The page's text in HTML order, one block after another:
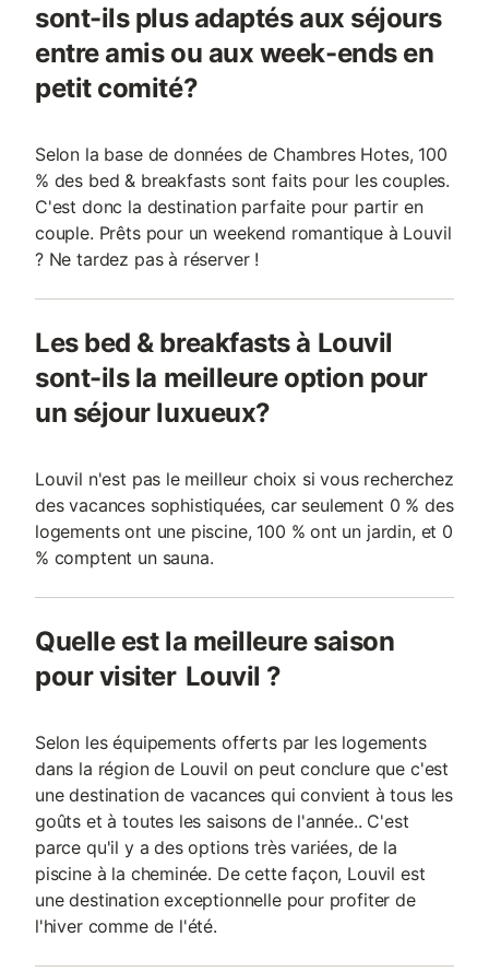
sont-ils plus adaptés aux séjours
entre amis ou aux week-ends en
petit comité?
Selon la base de données de Chambres Hotes, 100
% des bed & breakfasts sont faits pour les couples.
C'est donc la destination parfaite pour partir en
couple. Prêts pour un weekend romantique à Louvil
? Ne tardez pas à réserver !
Les bed & breakfasts à Louvil
sont-ils la meilleure option pour
un séjour luxueux?
Louvil n'est pas le meilleur choix si vous recherchez
des vacances sophistiquées, car seulement 0 % des
logements ont une piscine, 100 % ont un jardin, et 0
% comptent un sauna.
Quelle est la meilleure saison
pour visiter Louvil ?
Selon les équipements offerts par les logements
dans la région de Louvil on peut conclure que c'est
une destination de vacances qui convient à tous les
goûts et à toutes les saisons de l'année.. C'est
parce qu'il y a des options très variées, de la
piscine à la cheminée. De cette façon, Louvil est
une destination exceptionnelle pour profiter de
l'hiver comme de l'été.